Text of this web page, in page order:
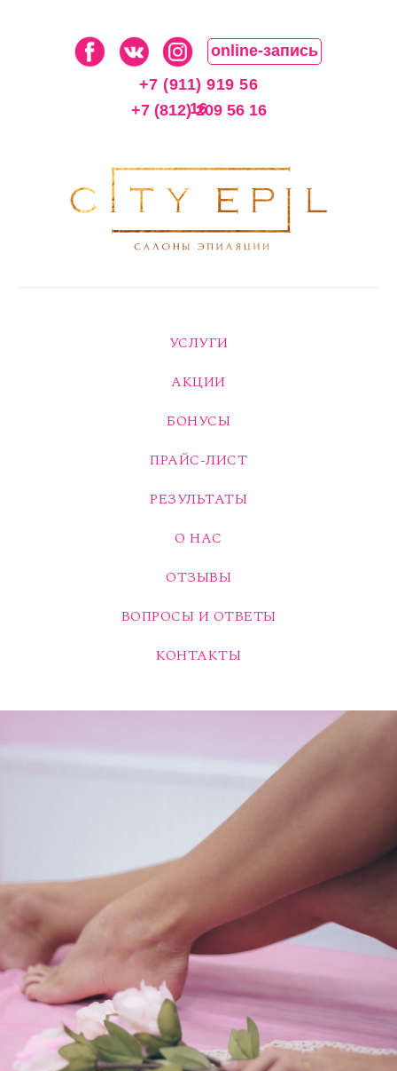
online-запись
+7 (911) 919 56
16
+7 (812) 209 56 16
УСЛУГИ
АКЦИИ
БОНУСЫ
ПРАЙС-ЛИСТ
РЕЗУЛЬТАТЫ
О НАС
ОТЗЫВЫ
ВОПРОСЫ И ОТВЕТЫ
КОНТАКТЫ